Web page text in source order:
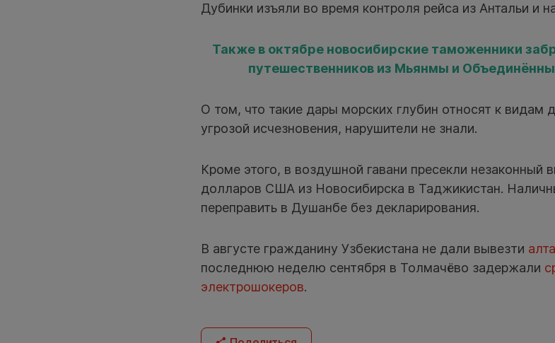
Дубинки изъяли во время контроля рейса из Антальи и
Также в октябре новосибирские таможенники
путешественников из Мьянмы и
О том, что такие дары морских глубин относят к
угрозой исчезновения, нарушители не знали.
Кроме этого, в воздушной гавани пресекли
долларов США из Новосибирска в Таджикистан.
переправить в Душанбе без декларирования.
В августе гражданину Узбекистана не дали вывезти
последнюю неделю сентября в Толмачёво задержали
электрошокеров.